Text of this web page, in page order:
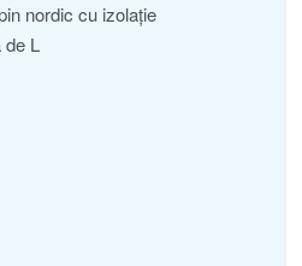
nordic cu izolație
de L